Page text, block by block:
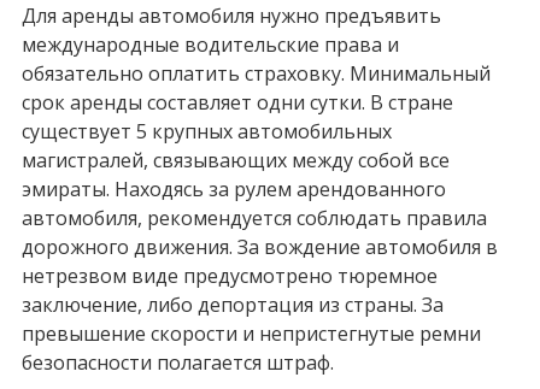
Для аренды автомобиля нужно предъявить
международные водительские права и
обязательно оплатить страховку. Минимальный
срок аренды составляет одни сутки. В стране
существует 5 крупных автомобильных
магистралей, связывающих между собой все
эмираты. Находясь за рулем арендованного
автомобиля, рекомендуется соблюдать правила
дорожного движения. За вождение автомобиля в
нетрезвом виде предусмотрено тюремное
заключение, либо депортация из страны. За
превышение скорости и непристегнутые ремни
безопасности полагается штраф.